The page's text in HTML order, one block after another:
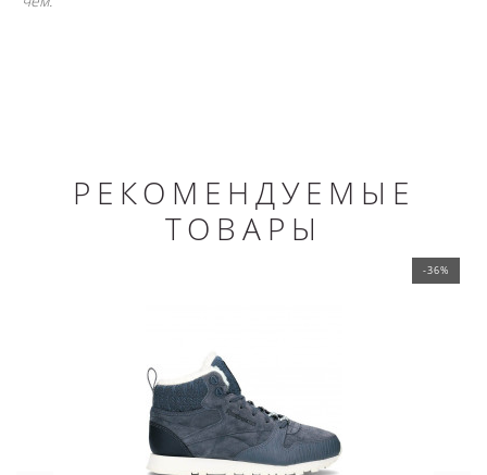
РЕКОМЕНДУЕМЫЕ
ТОВАРЫ
-36%